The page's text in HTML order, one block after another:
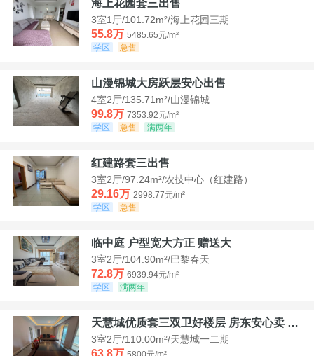
海上花园套三出售
3室1厅/101.72m²/海上花园三期
55.8万 5485.65元/m²
学区
急售
山漫锦城大房跃层安心出售
4室2厅/135.71m²/山漫锦城
99.8万 7353.92元/m²
学区
急售 满两年
红建路套三出售
3室2厅/97.24m²/农技中心（红建路）
29.16万 2998.77元/m²
学区
急售
临中庭 户型宽大方正 赠送大
3室2厅/104.90m²/巴黎春天
72.8万 6939.94元/m²
学区
满两年
天慧城优质套三双卫好楼层 房东安心卖 价格好谈
3室2厅/110.00m²/天慧城一二期
63.8万